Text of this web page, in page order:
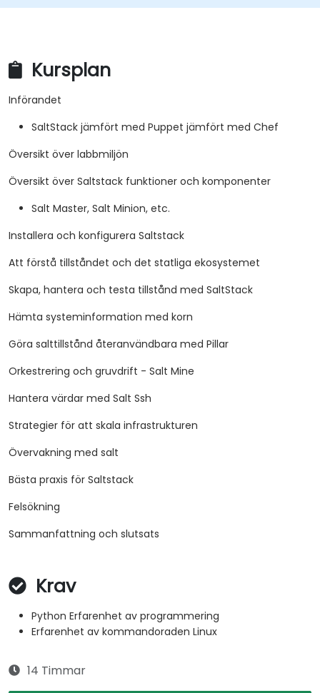
Kursplan
Införandet
SaltStack jämfört med Puppet jämfört med Chef
Översikt över labbmiljön
Översikt över Saltstack funktioner och komponenter
Salt Master, Salt Minion, etc.
Installera och konfigurera Saltstack
Att förstå tillståndet och det statliga ekosystemet
Skapa, hantera och testa tillstånd med SaltStack
Hämta systeminformation med korn
Göra salttillstånd återanvändbara med Pillar
Orkestrering och gruvdrift - Salt Mine
Hantera värdar med Salt Ssh
Strategier för att skala infrastrukturen
Övervakning med salt
Bästa praxis för Saltstack
Felsökning
Sammanfattning och slutsats
Krav
Python Erfarenhet av programmering
Erfarenhet av kommandoraden Linux
14 Timmar